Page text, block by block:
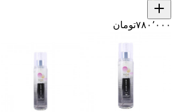
۷۸۰٬۰۰۰تومان